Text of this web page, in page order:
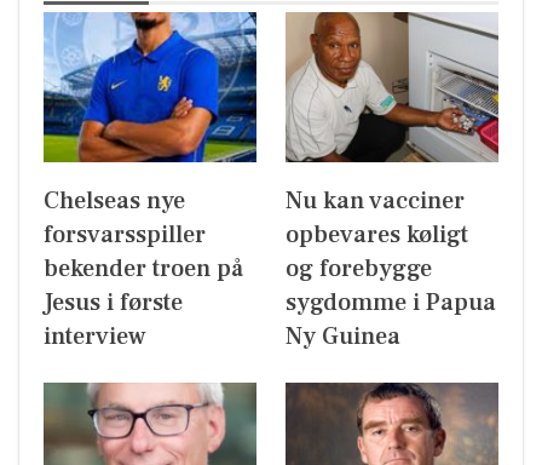
Chelseas nye
forsvarsspiller
bekender troen på
Jesus i første
interview
Nu kan vacciner
opbevares køligt
og forebygge
sygdomme i Papua
Ny Guinea